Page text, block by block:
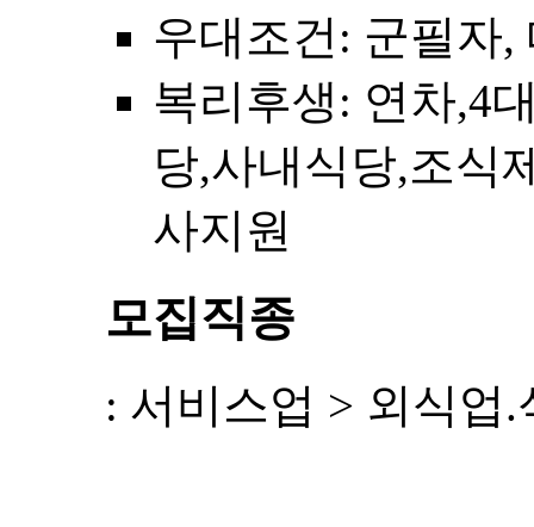
우대조건 : 군필자,
복리후생: 연차,4
당,사내식당,조식
사지원
모집직종
: 서비스업 > 외식업